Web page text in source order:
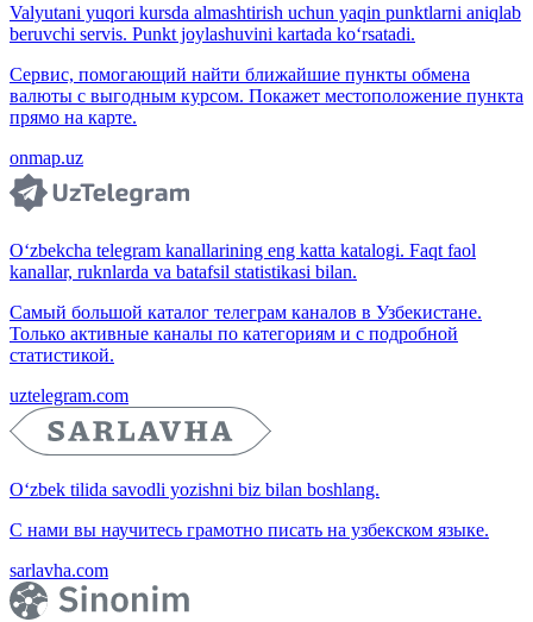
Valyutani yuqori kursda almashtirish uchun yaqin punktlarni aniqlab
beruvchi servis. Punkt joylashuvini kartada ko‘rsatadi.
Сервис, помогающий найти ближайшие пункты обмена
валюты с выгодным курсом. Покажет местоположение пункта
прямо на карте.
onmap.uz
O‘zbekcha telegram kanallarining eng katta katalogi. Faqt faol
kanallar, ruknlarda va batafsil statistikasi bilan.
Самый большой каталог телеграм каналов в Узбекистане.
Только активные каналы по категориям и с подробной
статистикой.
uztelegram.com
O‘zbek tilida savodli yozishni biz bilan boshlang.
С нами вы научитесь грамотно писать на узбекском языке.
sarlavha.com